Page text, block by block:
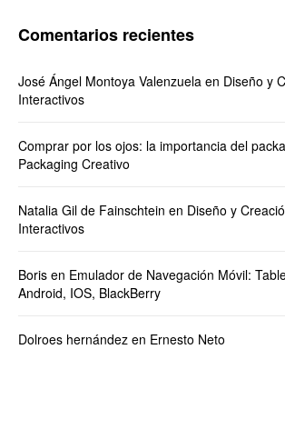
Comentarios recientes
José Ángel Montoya Valenzuela en Diseño y
Interactivos
Comprar por los ojos: la importancia del
Packaging Creativo
Natalia Gil de Fainschtein en Diseño y
Interactivos
Boris en Emulador de Navegación Móvil:
Android, IOS, BlackBerry
Dolroes hernández en Ernesto Neto